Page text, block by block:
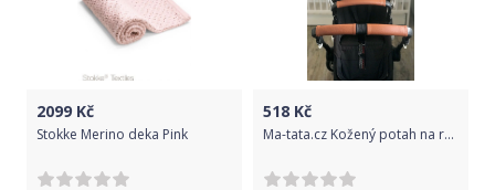
2099 Kč
Stokke Merino deka Pink
518 Kč
Ma-tata.cz Kožený potah na rukojeť kočárku - rodič Značka kočárku: Bugaboo, Barva: hnědá, Model kočárku: Bee3